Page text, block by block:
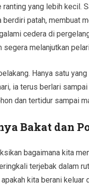
yang lebih kecil.
patah, membuat
cedera di
melanjutkan
Hanya satu
ia terus berlari
dan tertidur sampai
Bakat dan
bagaimana kita
terjebak dalam
kita berani keluar